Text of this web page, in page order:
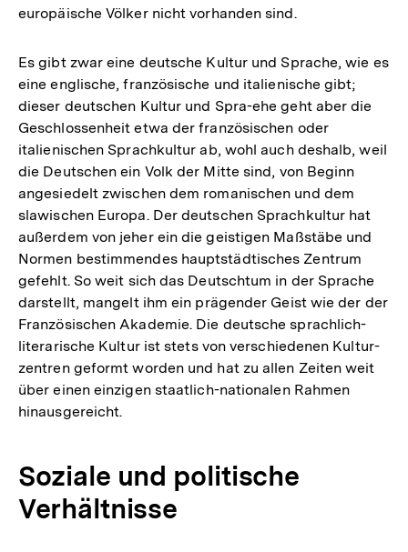
europäische Völker nicht vorhanden sind.
Es gibt zwar eine deutsche Kultur und Sprache, wie es
eine englische, französische und italienische gibt;
dieser deutschen Kultur und Spra-ehe geht aber die
Geschlossenheit etwa der französischen oder
italienischen Sprachkultur ab, wohl auch deshalb, weil
die Deutschen ein Volk der Mitte sind, von Beginn
angesiedelt zwischen dem romanischen und dem
slawischen Europa. Der deutschen Sprachkultur hat
außerdem von jeher ein die geistigen Maßstäbe und
Normen bestimmendes hauptstädtisches Zentrum
gefehlt. So weit sich das Deutschtum in der Sprache
darstellt, mangelt ihm ein prägender Geist wie der der
Französischen Akademie. Die deutsche sprachlich-
literarische Kultur ist stets von verschiedenen Kultur-
zentren geformt worden und hat zu allen Zeiten weit
über einen einzigen staatlich-nationalen Rahmen
hinausgereicht.
Soziale und politische
Verhältnisse